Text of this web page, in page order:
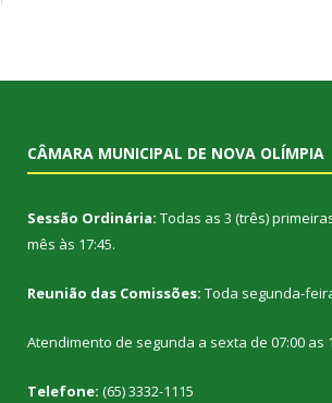
CÂMARA MUNICIPAL DE NOVA OLÍMPIA
Sessão Ordinária: Todas as 3 (três)
mês às 17:45.
Reunião das Comissões: Toda segunda-
Atendimento de segunda a sexta de 07:00 as
Telefone: (65) 3332-1115